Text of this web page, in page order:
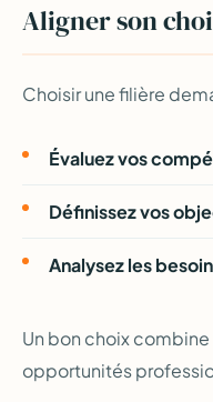
Aligner son
Choisir une filière
Évaluez vos
Définissez vos
Analysez les
Un bon choix
opportunités